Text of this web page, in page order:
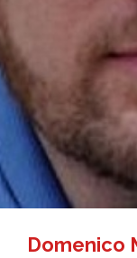
Domenico